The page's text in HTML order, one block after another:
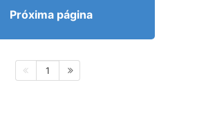
Próxima página
1